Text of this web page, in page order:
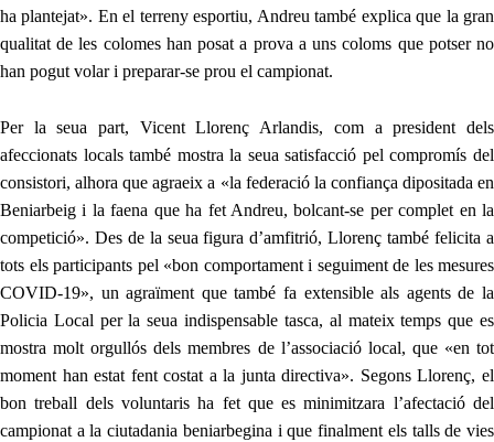
ha plantejat». En el terreny esportiu, Andreu també explica que la gran
qualitat de les colomes han posat a prova a uns coloms que potser no
han pogut volar i preparar-se prou el campionat.
Per la seua part, Vicent Llorenç Arlandis, com a president dels
afeccionats locals també mostra la seua satisfacció pel compromís del
consistori, alhora que agraeix a «la federació la confiança dipositada en
Beniarbeig i la faena que ha fet Andreu, bolcant-se per complet en la
competició». Des de la seua figura d’amfitrió, Llorenç també felicita a
tots els participants pel «bon comportament i seguiment de les mesures
COVID-19», un agraïment que també fa extensibleals agents de la
Policia Local per la seua indispensable tasca, al mateix temps que es
mostra molt orgullós dels membres de l’associació local, que«en tot
moment han estat fent costat a la junta directiva». Segons Llorenç, el
bon treball dels voluntaris ha fet que es minimitzara l’afectació del
campionat a la ciutadania beniarbegina i que finalment els talls de vies